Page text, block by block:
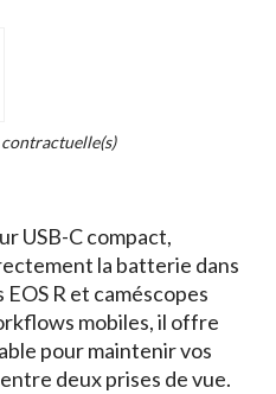
contractuelle(s)
USB-C compact,
la batterie dans
R et caméscopes
mobiles, il offre
pour maintenir vos
deux prises de vue.